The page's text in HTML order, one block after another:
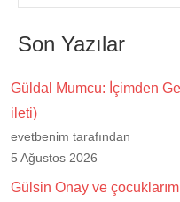
Son Yazılar
Güldal Mumcu: İçimden
ileti)
evetbenim tarafından
5 Ağustos 2026
Gülsin Onay ve